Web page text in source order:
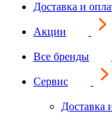
Доставка и
Акции
Все бренды
Сервис
Доставка